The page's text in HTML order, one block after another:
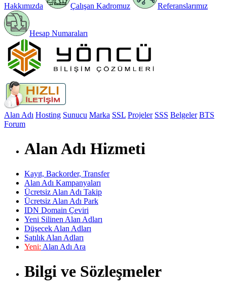
Hakkımızda Çalışan Kadromuz Referanslarımız
Hesap Numaraları
Alan Adı Hosting Sunucu Marka SSL Projeler SSS Belgeler BTS
Forum
Alan Adı Hizmeti
Kayıt, Backorder, Transfer
Alan Adı Kampanyaları
Ücretsiz Alan Adı Takip
Ücretsiz Alan Adı Park
IDN Domain Çeviri
Yeni Silinen Alan Adları
Düşecek Alan Adları
Satılık Alan Adları
Yeni: Alan Adı Ara
Bilgi ve Sözleşmeler